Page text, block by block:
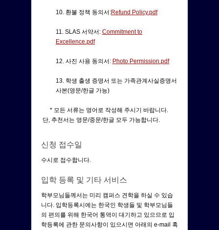
10. 환불 정책 동의서:Refund Policy.pdf
11. SLAS 서약서: Commitment to
Excellence.pdf
12. 사진 사용 동의서: Photo Permission.pdf
13. 학생 출생 증명서 또는 가족관계사실증명서
사본(영문/한글 가능)
* 모든 서류는 영어로 작성해 주시기 바랍니다.
단, 추천서는 영문/중문/한글 모두 가능합니다.
신청 접수일
수시로 접수합니다.
입학 등록 및 기타 서비스
학부모님들께서는 미리 캠퍼스 견학을 하실 수 있습
니다. 입학등록시에는 한국인 학생들 및 학부모님들
의 편의를 위해 한국어 통역이 대기하고 있으므로 입
학등록에 관한 문의사항이 있으시면 아래의 e-mail 혹